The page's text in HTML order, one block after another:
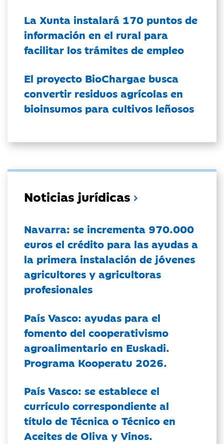
La Xunta instalará 170 puntos de
información en el rural para
facilitar los trámites de empleo
El proyecto BioChargae busca
convertir residuos agrícolas en
bioinsumos para cultivos leñosos
Noticias jurídicas
Navarra: se incrementa 970.000
euros el crédito para las ayudas a
la primera instalación de jóvenes
agricultores y agricultoras
profesionales
País Vasco: ayudas para el
fomento del cooperativismo
agroalimentario en Euskadi.
Programa Kooperatu 2026.
País Vasco: se establece el
currículo correspondiente al
título de Técnica o Técnico en
Aceites de Oliva y Vinos.